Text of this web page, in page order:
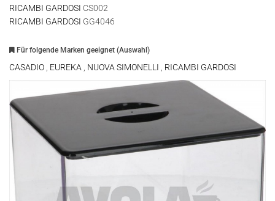
RICAMBI GARDOSI CS002
RICAMBI GARDOSI GG4046
Für folgende Marken geeignet (Auswahl)
CASADIO EUREKA NUOVA SIMONELLI RICAMBI GARDOSI